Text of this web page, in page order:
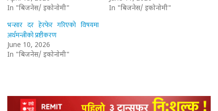
In "बिजनेस/ इकोनोमी"
In "बिजनेस/ इकोनोमी"
भन्सार दर हेरफेर गरिएको विषयमा
अर्थमन्त्रीको प्रष्टीकरण
June 10, 2026
In "बिजनेस/ इकोनोमी"